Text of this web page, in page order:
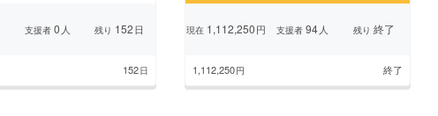
支援者 0 人 残り 152日
152日
現在1,112,250円 支援者94 人 残り 終了
1,112,250円 終了